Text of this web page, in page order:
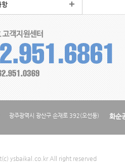
항
광주광역시 광산구 손재로 392(오선동) 화순
ysbaikal.co.kr All right reserved